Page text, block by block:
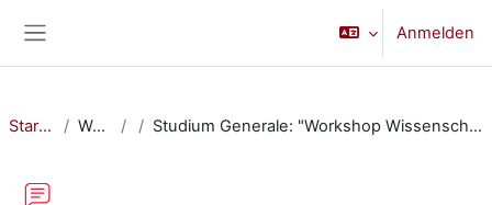
Anmelden
Startseite Website Studium Generale: "Workshop Wissenschaftliche Arbeiten mit WORD"